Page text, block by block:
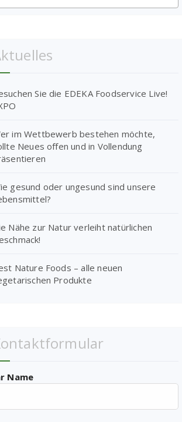
Sie die EDEKA Foodservice Live!
im Wettbewerb bestehen möchte,
Neues offen und in Vollendung
gesund oder ungesund sind unsere
Nähe zur Natur verleiht natürlichen
Nature Foods – alle neuen
Produkte
Name